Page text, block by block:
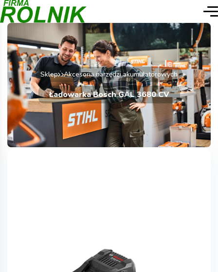
Sklep Akcesoria narzędzi akumulatorowych
Ładowarka Bosch GAL 3680 CV